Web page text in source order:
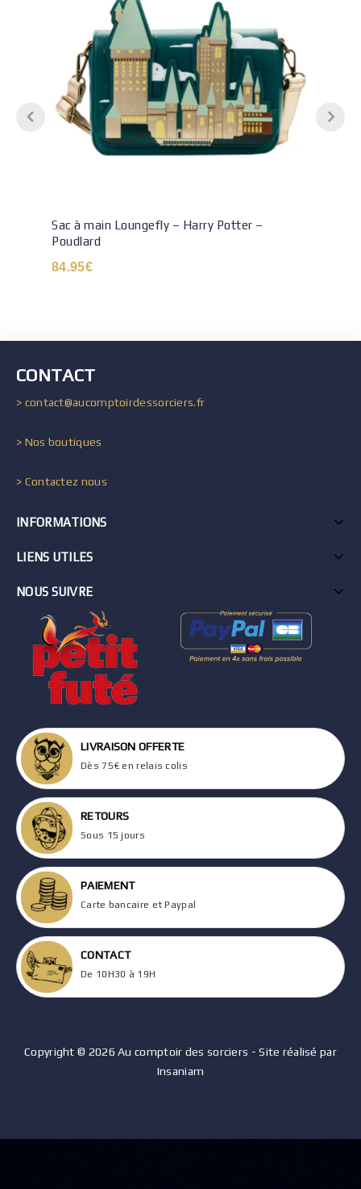
Sac à main Loungefly – Harry Potter –
Poudlard
84.95€
CONTACT
> contact@aucomptoirdessorciers.fr
> Nos boutiques
> Contactez nous
INFORMATIONS
LIENS UTILES
NOUS SUIVRE
LIVRAISON OFFERTE
Dès 75€ en relais colis
RETOURS
Sous 15 jours
PAIEMENT
Carte bancaire et Paypal
CONTACT
De 10H30 à 19H
Copyright © 2026 Au comptoir des sorciers - Site réalisé par
Insaniam